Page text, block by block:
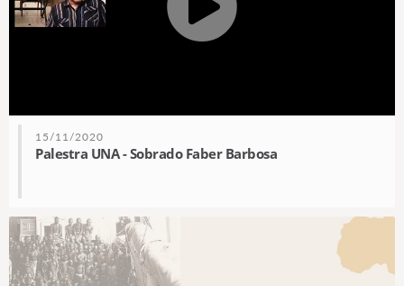
15/11/2020
Palestra UNA - Sobrado Faber Barbosa